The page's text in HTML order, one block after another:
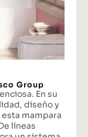
Group
En su
diseño y
mampara
líneas